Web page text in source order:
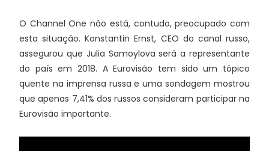
O Channel One não está, contudo, preocupado com
esta situação. Konstantin Ernst, CEO do canal russo,
assegurou que Julia Samoylova será a representante
do país em 2018. A Eurovisão tem sido um tópico
quente na imprensa russa e uma sondagem mostrou
que apenas 7,41% dos russos consideram participar na
Eurovisão importante.